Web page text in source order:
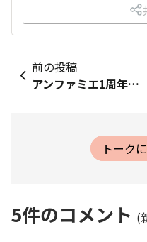
前の投稿
アンファミエ1周年おめでとうございます。これもシンディさん始めスタッフさんの日々の努力のお陰です。シンディさんはとくにありがとうございます。投稿の話しを聞いてくれるのはもちろん前向きなメッセージを頂いたり。これからも末永く宜しくお願い致します。
トーク
5件のコメント (